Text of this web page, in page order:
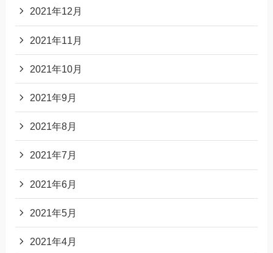
2021年12月
2021年11月
2021年10月
2021年9月
2021年8月
2021年7月
2021年6月
2021年5月
2021年4月